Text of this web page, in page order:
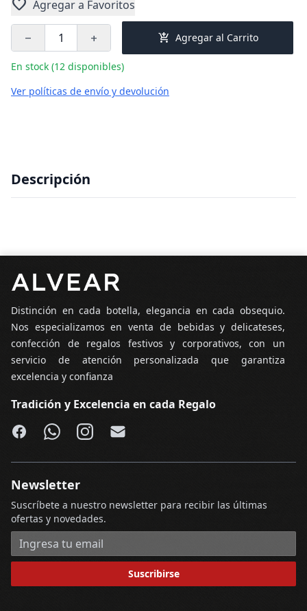
favorite Agregar a Favoritos
remove add add_shopping_cart Agregar al Carrito
En stock (12 disponibles)
Ver políticas de envío y devolución
Descripción
Distinción en cada botella, elegancia en cada obsequio.
Nos especializamos en venta de bebidas y delicateses,
confección de regalos festivos y corporativos, con un
servicio de atención personalizada que garantiza
excelencia y confianza
Tradición y Excelencia en cada Regalo
Facebook
WhatsApp
Instagram
Email
Newsletter
Suscríbete a nuestro newsletter para recibir las últimas
ofertas y novedades.
Dirección de correo electrónico
Suscribirse